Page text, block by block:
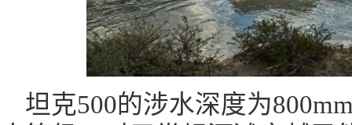
坦克500的涉水深度为